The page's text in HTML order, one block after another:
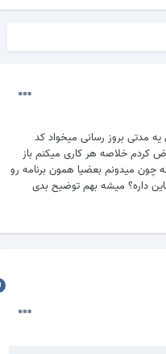
بروز رسانی میخواد کد
خلاصه هر کاری میکنم باز
میدونم بعضیا همون برنامه رو
داره؟ میشه بهم توضیح بدی